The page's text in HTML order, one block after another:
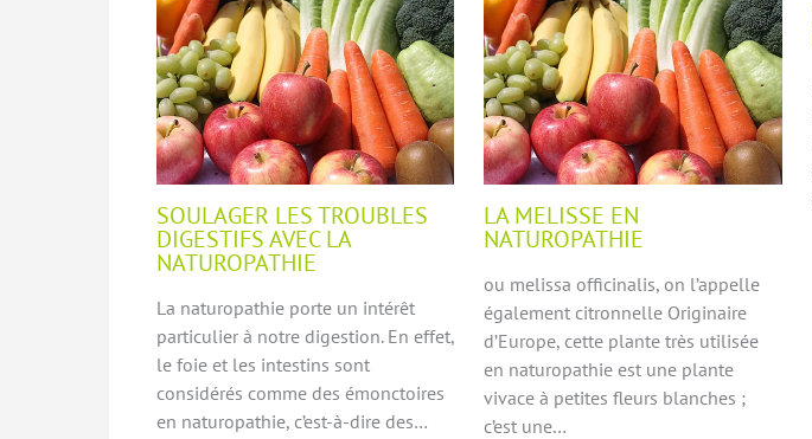
SOULAGER LES TROUBLES
DIGESTIFS AVEC LA
NATUROPATHIE
La naturopathie porte un intérêt
particulier à notre digestion. En effet,
le foie et les intestins sont
considérés comme des émonctoires
en naturopathie, c’est-à-dire des…
LA MELISSE EN
NATUROPATHIE
ou melissa officinalis, on l’appelle
également citronnelle Originaire
d’Europe, cette plante très utilisée
en naturopathie est une plante
vivace à petites fleurs blanches ;
c’est une…